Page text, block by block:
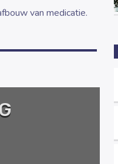
van medicatie.